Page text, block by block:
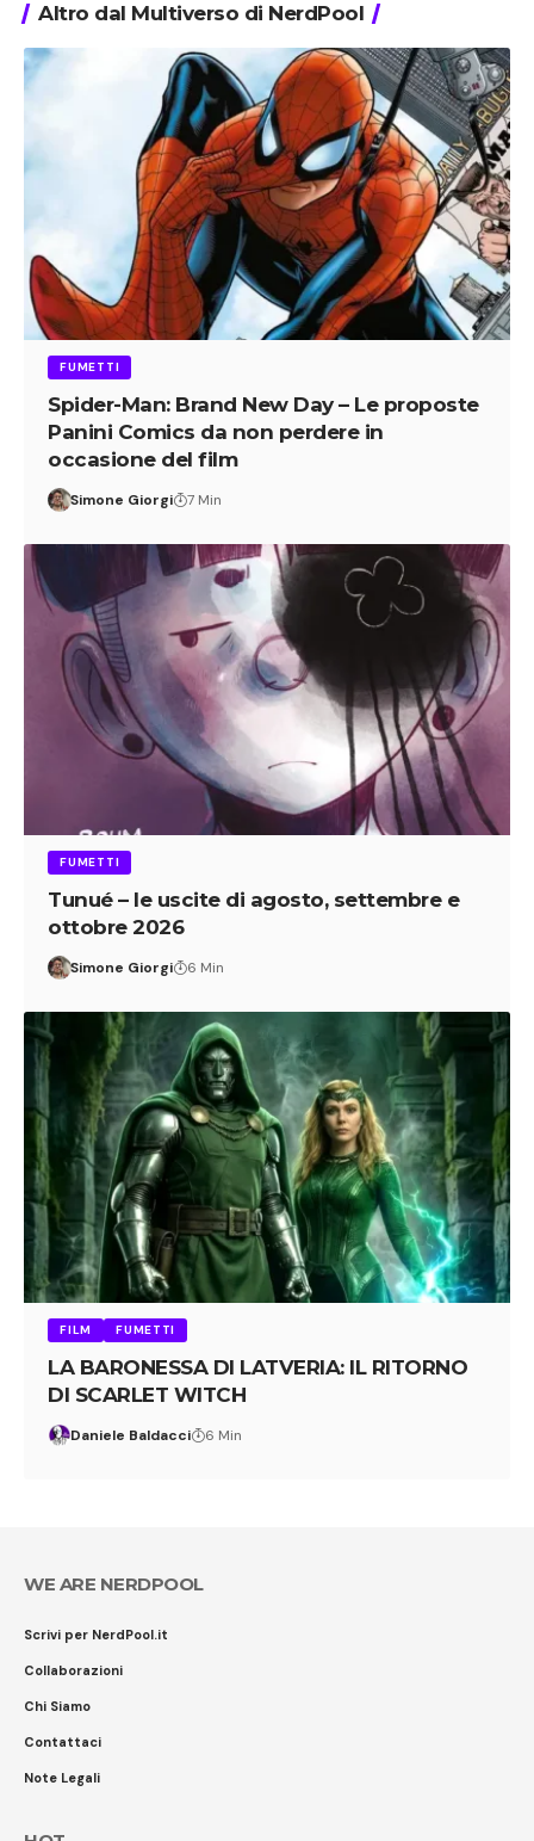
Altro dal Multiverso di NerdPool
FUMETTI
Spider-Man: Brand New Day – Le proposte
Panini Comics da non perdere in
occasione del film
Simone Giorgi 7 Min
FUMETTI
Tunué – le uscite di agosto, settembre e
ottobre 2026
Simone Giorgi 6 Min
FILM FUMETTI
LA BARONESSA DI LATVERIA: IL RITORNO
DI SCARLET WITCH
Daniele Baldacci 6 Min
WE ARE NERDPOOL
Scrivi per NerdPool.it
Collaborazioni
Chi Siamo
Contattaci
Note Legali